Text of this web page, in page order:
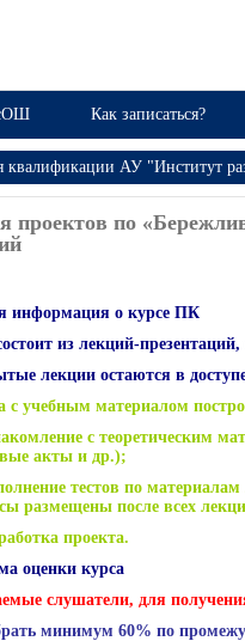
Как записаться?
АУ "Институт
...
проектов по
информация о курсе ПК
из лекций-
лекции остаются в
с учебным материалом
с теоретическим
акты и др.);
тестов по
размещены после всех
проекта.
оценки курса
слушатели, для
минимум 60% по